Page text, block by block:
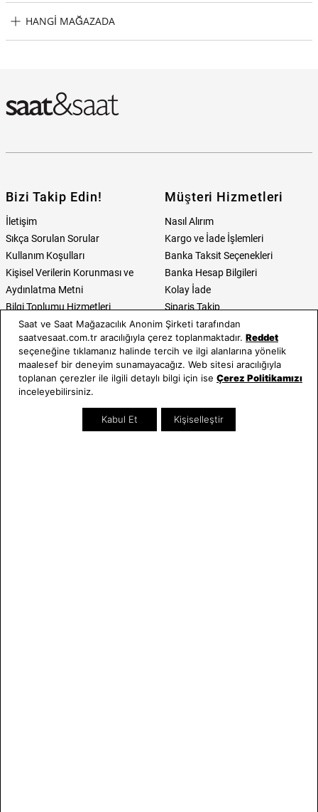
HANGI MAĞAZADA
Bizi Takip Edin!
İletişim
Sıkça Sorulan Sorular
Kullanım Koşulları
Kişisel Verilerin Korunması ve
Aydınlatma Metni
Bilgi Toplumu Hizmetleri
Müşteri Hizmetleri
Nasıl Alırım
Kargo ve İade İşlemleri
Banka Taksit Seçenekleri
Banka Hesap Bilgileri
Kolay İade
Sipariş Takip
Hediye Kartı Sorgula
E-Garanti ve E-Fatura
Kullanım Kılavuzları
Saat ve Saat
Neden Saat ve Saat
Kategoriler
Kadın Saat
Saat ve Saat Mağazacılık Anonim Şirketi tarafından
saatvesaat.com.tr aracılığıyla çerez toplanmaktadır. Reddet
seçeneğine tıklamanız halinde tercih ve ilgi alanlarına yönelik
maalesef bir deneyim sunamayacağız. Web sitesi aracılığıyla
toplanan çerezler ile ilgili detaylı bilgi için ise Çerez Politikamızı
inceleyebilirsiniz.
Kabul Et Kişiselleştir